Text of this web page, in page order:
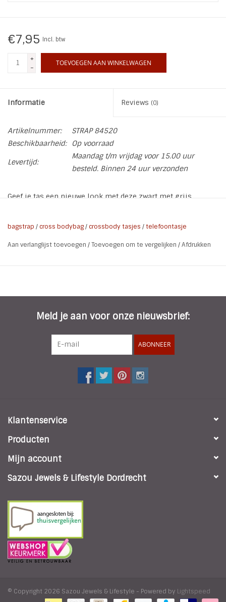
€7,95 Incl. btw
+
-
TOEVOEGEN AAN WINKELWAGEN
Informatie Reviews (0)
Artikelnummer:
STRAP 84520
Beschikbaarheid:
Op voorraad
Levertijd:
Maandag t/m vrijdag voor 15.00 uur
besteld. Binnen 24 uur verzonden
Geef je tas een nieuwe look met deze zwart met grijs
chique uitstraling geeft. De lengte van de bagstrap is
persoonlijke voorkeur voor een comfortabele draaghoogte,
* Kleur: Zwart | Grijs | Ecru | Goud
* Lengte: verstelbaar tot ca. 135 cm
bagstrap /cross bodybag/crossbody tasjes /telefoontasje
Aan verlanglijst toevoegen /Toevoegen om te vergelijken /Afdrukken
Meld je aan voor onze nieuwsbrief:
ABONNEER
Klantenservice
Producten
Mijn account
Sazou Jewels & Lifestyle Dordrecht
© Copyright 2026 Sazou Jewels & Lifestyle - Powered by Lightspeed